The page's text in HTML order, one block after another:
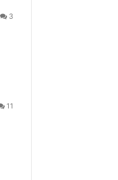
3
11